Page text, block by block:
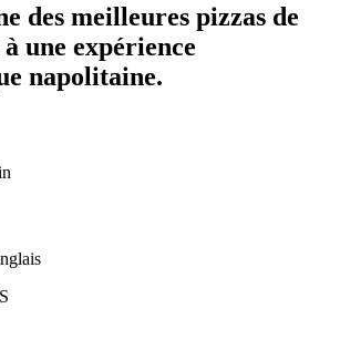
des meilleures pizzas de
une expérience
napolitaine.